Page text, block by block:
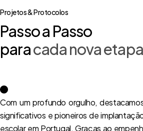
Projetos & Protocolos
Passo a Passo
paracada nova etapa
Com um profundo orgulho,
significativos e pioneiros de
escolar em Portugal. Graças ao